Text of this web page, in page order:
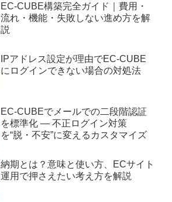
EC-CUBE構築完全ガイド｜費用・
流れ・機能・失敗しない進め方を解
説
IPアドレス設定が理由でEC-CUBE
にログインできない場合の対処法
EC-CUBEでメールでの二段階認証
を標準化 — 不正ログイン対策
を“脱・不安”に変えるカスタマイズ
納期とは？意味と使い方、ECサイト
運用で押さえたい考え方を解説